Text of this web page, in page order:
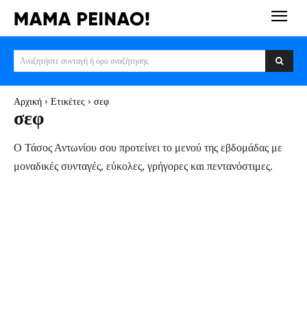
Αναζητήστε συνταγή ή όρο αναζήτησης
Αρχική Ετικέτες σεφ
σεφ
Ο Τάσος Αντωνίου σου προτείνει το μενού της εβδομάδας με
μοναδικές συνταγές, εύκολες, γρήγορες και πεντανόστιμες.